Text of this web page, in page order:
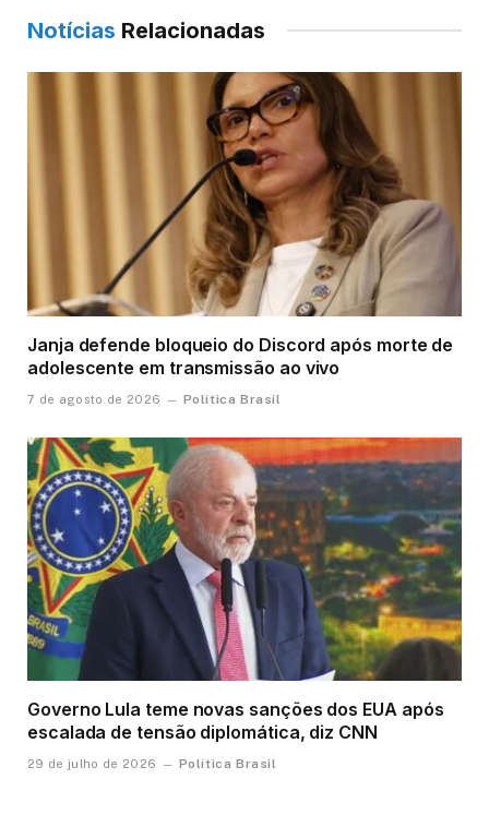
Notícias Relacionadas
Janja defende bloqueio do Discord após morte de
adolescente em transmissão ao vivo
7 de agosto de 2026 Política Brasil
Governo Lula teme novas sanções dos EUA após
escalada de tensão diplomática, diz CNN
29 de julho de 2026 Política Brasil